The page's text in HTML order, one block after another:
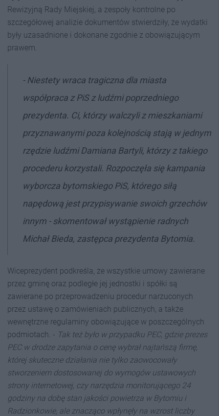
Rewizyjną Rady Miejskiej, a zespoły kontrolne po
szczegółowej analizie dokumentów stwierdziły, że wydatki
były uzasadnione i dokonane zgodnie z obowiązującym
prawem.
- Niestety wraca tragiczna dla miasta
współpraca z PiS z ludźmi poprzedniego
prezydenta. Ci, którzy walczyli z mieszkaniami
przyznawanymi poza kolejnością stają w jednym
rzędzie ludźmi Damiana Bartyli, którzy z takiego
procederu korzystali. Rozpoczęła się kampania
wyborcza bytomskiego PiS, którego siłą
napędową jest przypisywanie swoich grzechów
innym - skomentował wystąpienie radnych
Michał Bieda, zastępca prezydenta Bytomia.
Wiceprezydent podkreśla, że wszystkie umowy zawierane
przez gminę oraz podległe jej jednostki i spółki są
zawierane po przeprowadzeniu procedur narzuconych
przez ustawę o zamówieniach publicznych, a także
wewnętrzne regulaminy obowiązujące w poszczególnych
podmiotach. - Tak też było w przypadku PEC, gdzie prezes
PEC w drodze zapytania o cenę wybrał najtańszą firmę,
której skuteczne działania nie tylko zaowocowały
stworzeniem dostosowanej do wymogów ustawowych
strony internetowej, czy narzędzia monitorującego 24
godziny na dobę stan jakości powietrza w Bytomiu i
Radzionkowie, ale znacząco wpłynęły na wzrost liczby